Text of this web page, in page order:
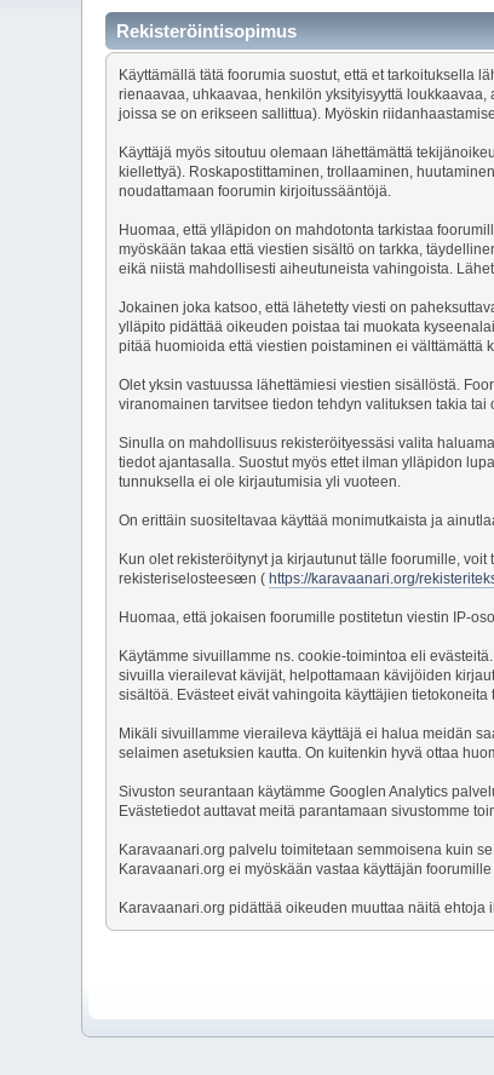
Rekisteröintisopimus
Käyttämällä tätä foorumia suostut, että et tarkoituksella
rienaavaa, uhkaavaa, henkilön yksityisyyttä
joissa se on erikseen sallittua). Myöskin
Käyttäjä myös sitoutuu olemaan lähettämättä
kiellettyä). Roskapostittaminen, trollaaminen,
noudattamaan foorumin kirjoitussääntöjä.
Huomaa, että ylläpidon on mahdotonta tarkistaa
myöskään takaa että viestien sisältö on tarkka,
eikä niistä mahdollisesti aiheutuneista vahingoista.
Jokainen joka katsoo, että lähetetty viesti on
ylläpito pidättää oikeuden poistaa tai muokata
pitää huomioida että viestien poistaminen ei välttämättä
Olet yksin vastuussa lähettämiesi viestien sisällöstä.
viranomainen tarvitsee tiedon tehdyn valituksen takia
Sinulla on mahdollisuus rekisteröityessäsi valita
tiedot ajantasalla. Suostut myös ettet ilman ylläpidon
tunnuksella ei ole kirjautumisia yli vuoteen.
On erittäin suositeltavaa käyttää monimutkaista ja
Kun olet rekisteröitynyt ja kirjautunut tälle foorumille,
rekisteriselosteeseen (https://karavaanari.org/
Huomaa, että jokaisen foorumille postitetun viestin IP-
Käytämme sivuillamme ns. cookie-toimintoa eli
sivuilla vierailevat kävijät, helpottamaan kävijöiden
sisältöä. Evästeet eivät vahingoita käyttäjien
Mikäli sivuillamme vieraileva käyttäjä ei halua meidän
selaimen asetuksien kautta. On kuitenkin hyvä ottaa
Sivuston seurantaan käytämme Googlen Analytics
Evästetiedot auttavat meitä parantamaan sivustomme
Karavaanari.org palvelu toimitetaan semmoisena kuin
Karavaanari.org ei myöskään vastaa käyttäjän
Karavaanari.org pidättää oikeuden muuttaa näitä